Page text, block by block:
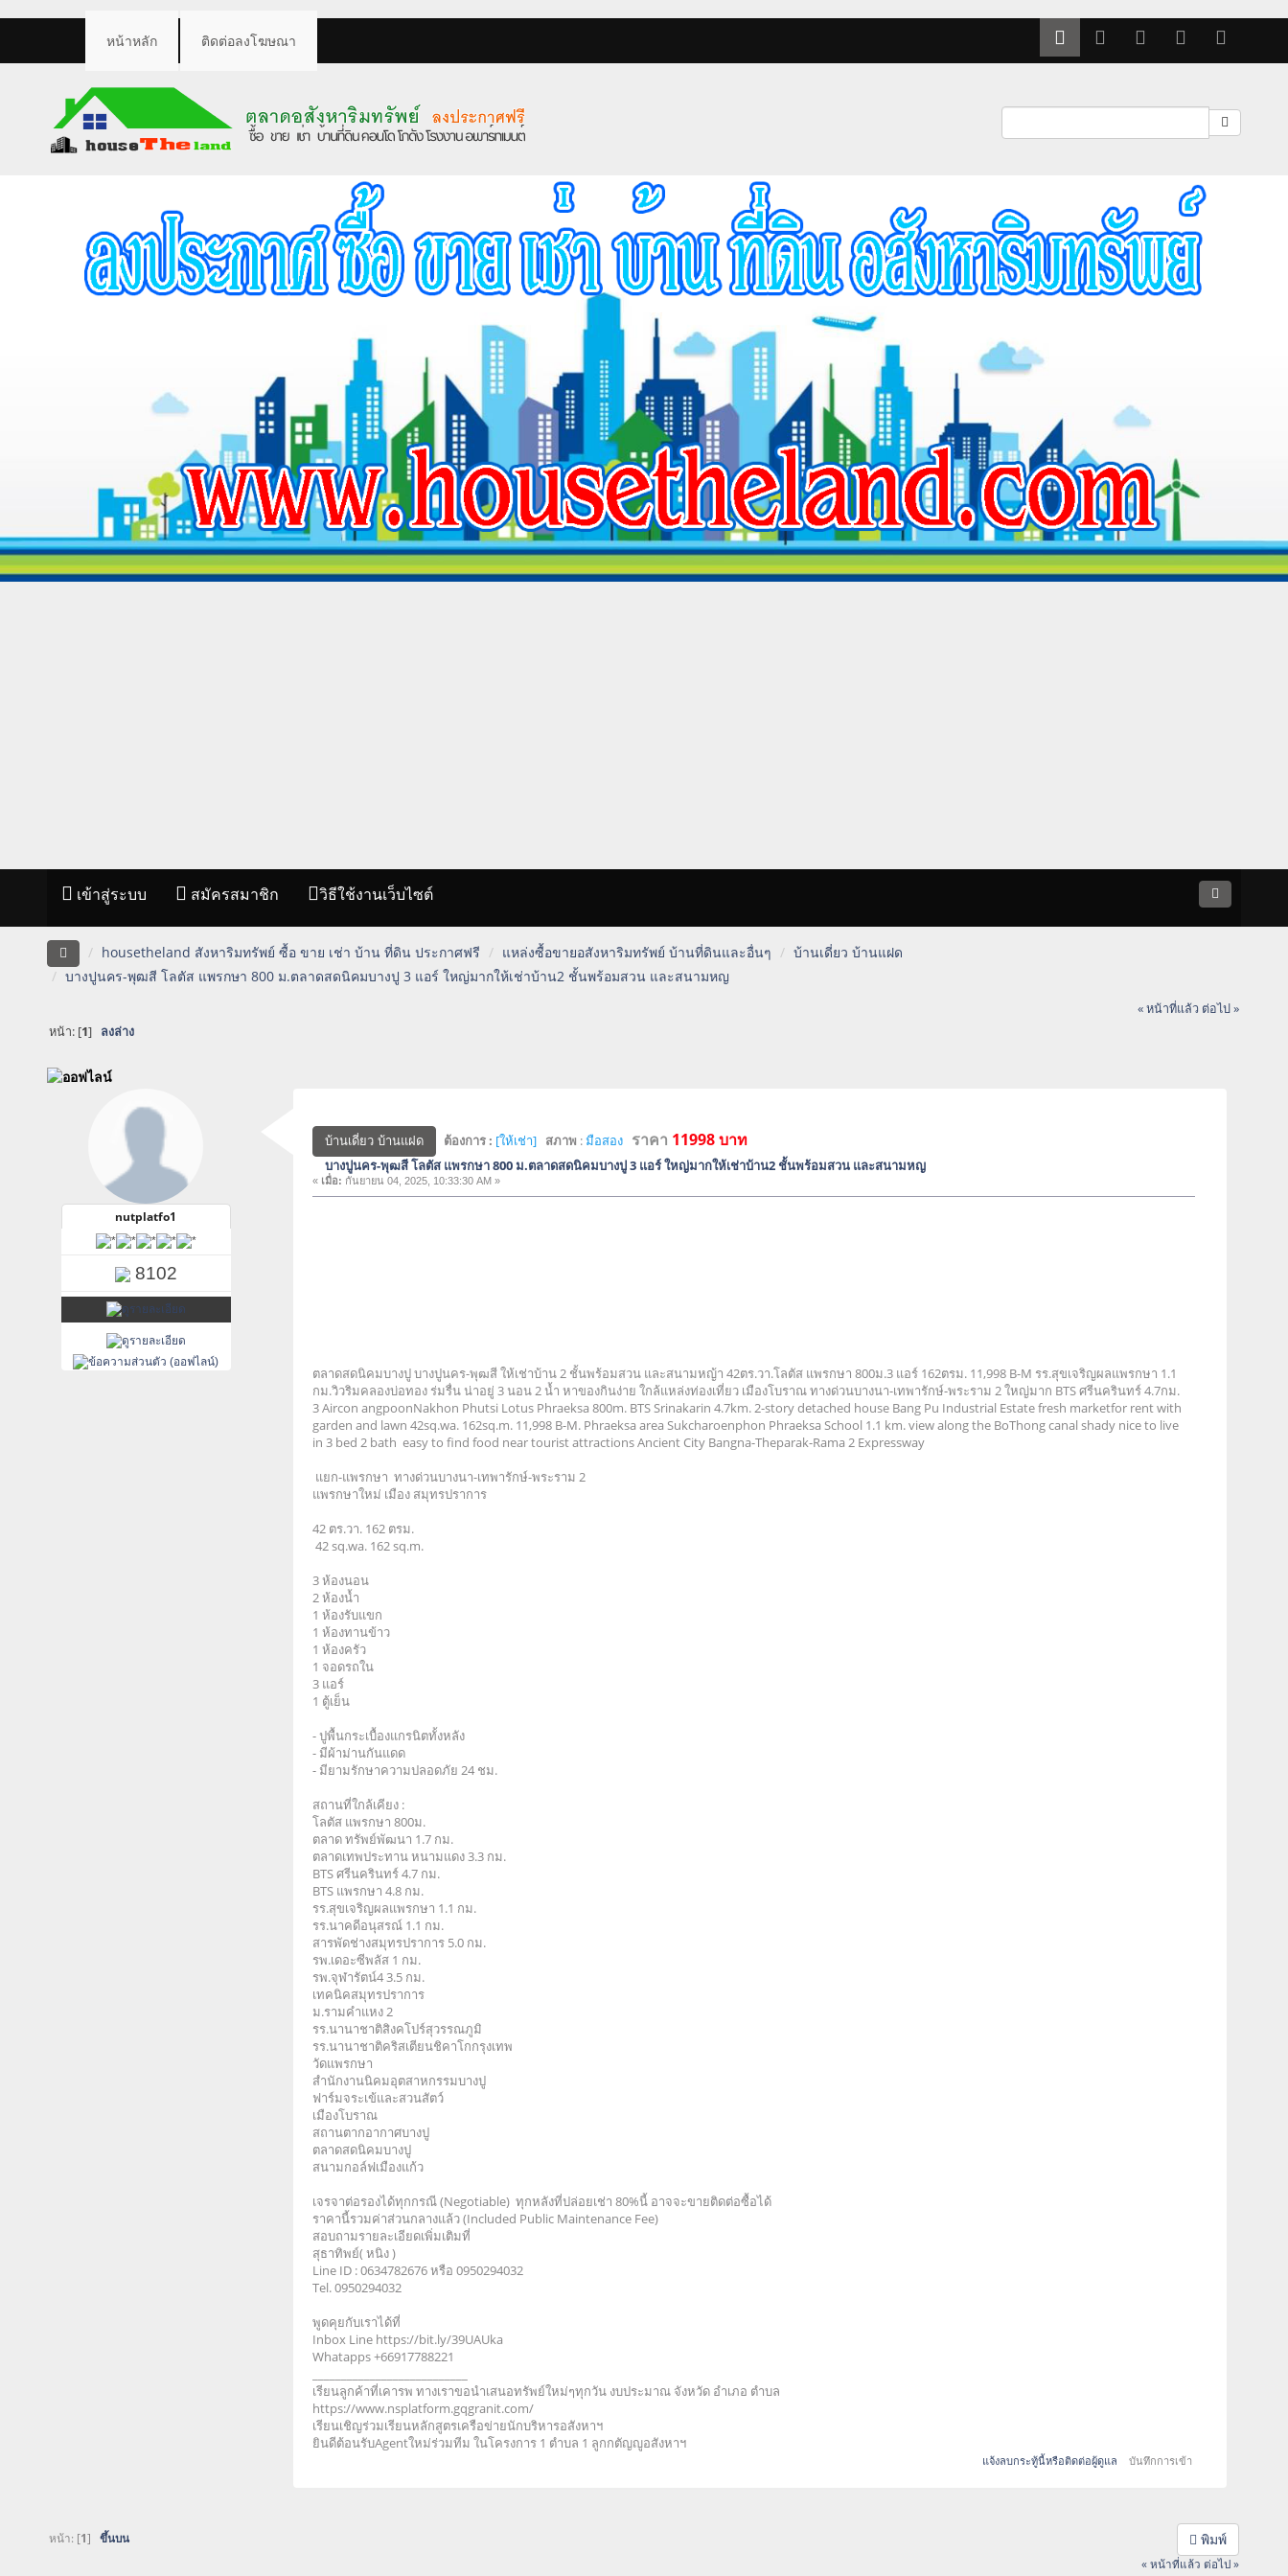
หน้าหลัก ติดต่อลงโฆษณา
เข้าสู่ระบบ สมัครสมาชิก วิธีใช้งานเว็บไซต์
housetheland สังหาริมทรัพย์ ซื้อ ขาย เช่า บ้าน ที่ดิน ประกาศฟรี แหล่งซื้อขายอสังหาริมทรัพย์ บ้านที่ดินและอื่นๆ
บ้านเดี่ยว บ้านแฝด
บางปูนคร-พุฒสี โลตัส แพรกษา 800 ม.ตลาดสดนิคมบางปู 3 แอร์ ใหญ่มากให้เช่าบ้าน2 ชั้นพร้อมสวน และสนามหญ
« หน้าที่แล้ว ต่อไป »
หน้า: [1] ลงล่าง
nutplatfo1
8102
บ้านเดี่ยว บ้านแฝด ต้องการ : [ให้เช่า] สภาพ :มือสอง ราคา 11998 บาท
บางปูนคร-พุฒสี โลตัส แพรกษา 800 ม.ตลาดสดนิคมบางปู 3 แอร์ ใหญ่มากให้เช่าบ้าน2 ชั้นพร้อมสวน และสนามหญ
« เมื่อ: กันยายน 04, 2025, 10:33:30 AM »
ตลาดสดนิคมบางปู บางปูนคร-พุฒสี ให้เช่าบ้าน 2 ชั้นพร้อมสวน และสนามหญ้า 42ตร.วา.โลตัส แพรกษา 800ม.3 แอร์ 162ตรม. 11,998 B-M รร.สุขเจริญผลแพรกษา 1.1
กม.วิวริมคลองบ่อทอง ร่มรื่น น่าอยู่ 3 นอน 2 น้ำ หาของกินง่าย ใกล้แหล่งท่องเที่ยว เมืองโบราณ ทางด่วนบางนา-เทพารักษ์-พระราม 2 ใหญ่มาก BTS ศรีนครินทร์ 4.7กม.
3 Aircon angpoonNakhon Phutsi Lotus Phraeksa 800m. BTS Srinakarin 4.7km. 2-story detached house Bang Pu Industrial Estate fresh marketfor rent with
garden and lawn 42sq.wa. 162sq.m. 11,998 B-M. Phraeksa area Sukcharoenphon Phraeksa School 1.1 km. view along the BoThong canal shady nice to live
in 3 bed 2 bath easy to find food near tourist attractions Ancient City Bangna-Theparak-Rama 2 Expressway
แยก-แพรกษา ทางด่วนบางนา-เทพารักษ์-พระราม 2
แพรกษาใหม่ เมือง สมุทรปราการ
42 ตร.วา. 162 ตรม.
42 sq.wa. 162 sq.m.
3 ห้องนอน
2 ห้องน้ำ
1 ห้องรับแขก
1 ห้องทานข้าว
1 ห้องครัว
1 จอดรถใน
3 แอร์
1 ตู้เย็น
- ปูพื้นกระเบื้องแกรนิตทั้งหลัง
- มีผ้าม่านกันแดด
- มียามรักษาความปลอดภัย 24 ชม.
สถานที่ใกล้เคียง :
โลตัส แพรกษา 800ม.
ตลาด ทรัพย์พัฒนา 1.7 กม.
ตลาดเทพประทาน หนามแดง 3.3 กม.
BTS ศรีนครินทร์ 4.7 กม.
BTS แพรกษา 4.8 กม.
รร.สุขเจริญผลแพรกษา 1.1 กม.
รร.นาคดีอนุสรณ์ 1.1 กม.
สารพัดช่างสมุทรปราการ 5.0 กม.
รพ.เดอะซีพลัส 1 กม.
รพ.จุฬารัตน์4 3.5 กม.
เทคนิคสมุทรปราการ
ม.รามคำแหง 2
รร.นานาชาติสิงคโปร์สุวรรณภูมิ
รร.นานาชาติคริสเตียนชิคาโกกรุงเทพ
วัดแพรกษา
สำนักงานนิคมอุตสาหกรรมบางปู
ฟาร์มจระเข้และสวนสัตว์
เมืองโบราณ
สถานตากอากาศบางปู
ตลาดสดนิคมบางปู
สนามกอล์ฟเมืองแก้ว
เจรจาต่อรองได้ทุกกรณี (Negotiable) ทุกหลังที่ปล่อยเช่า 80%นี้ อาจจะขายติดต่อซื้อได้
ราคานี้รวมค่าส่วนกลางแล้ว (Included Public Maintenance Fee)
สอบถามรายละเอียดเพิ่มเติมที่
สุธาทิพย์( หนิง )
Line ID : 0634782676 หรือ 0950294032
Tel. 0950294032
พูดคุยกับเราได้ที่
Inbox Line https://bit.ly/39UAUka
Whatapps +66917788221
เรียนลูกค้าที่เคารพ ทางเราขอนำเสนอทรัพย์ใหม่ๆทุกวัน งบประมาณ จังหวัด อำเภอ ตำบล
https://www.nsplatform.gqgranit.com/
เรียนเชิญร่วมเรียนหลักสูตรเครือข่ายนักบริหารอสังหาฯ
ยินดีต้อนรับAgentใหม่ร่วมทีม ในโครงการ 1 ตำบล 1 ลูกกตัญญูอสังหาฯ
แจ้งลบกระทู้นี้หรือติดต่อผู้ดูแล บันทึกการเข้า
พิมพ์
หน้า: [1] ขึ้นบน
« หน้าที่แล้ว ต่อไป »